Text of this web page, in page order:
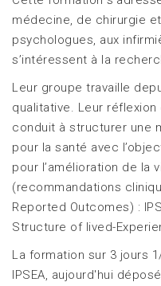
médecine, de chirurgie
psychologues, aux
s’intéressent à la
Leur groupe travaille
qualitative. Leur
conduit à structurer une
pour la santé avec
pour l’amélioration de la
(recommandations
Reported Outcomes) :
Structure of lived-
La formation sur 3 jours
IPSEA, aujourd'hui